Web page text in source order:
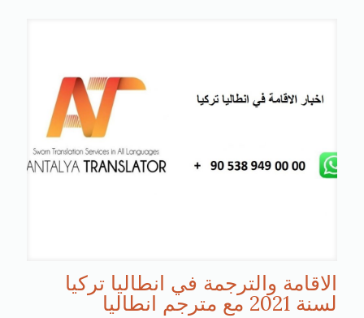
الاقامة والترجمة في انطاليا تركيا
لسنة 2021 مع مترجم انطاليا